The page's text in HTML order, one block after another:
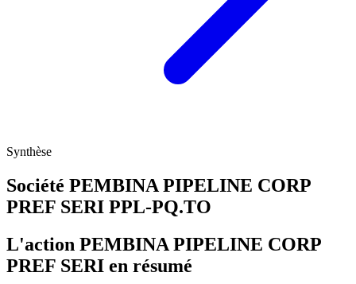
Synthèse
Société PEMBINA PIPELINE CORP
PREF SERI PPL-PQ.TO
L'action PEMBINA PIPELINE CORP
PREF SERI en résumé